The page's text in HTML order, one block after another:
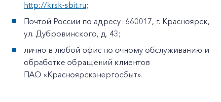
http://krsk-sbit.ru;
Почтой России по адресу: 660017, г. Красноярск,
ул. Дубровинского, д. 43;
лично в любой офис по очному обслуживанию и
обработке обращений клиентов
ПАО «Красноярскэнергосбыт».